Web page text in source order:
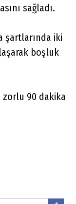
sağladı.
şartlarında iki
boşluk
zorlu 90 dakika